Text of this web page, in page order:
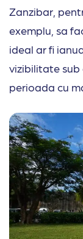
Zanzibar,
exemplu, sa
ideal ar fi
vizibilitate sub
perioada cu